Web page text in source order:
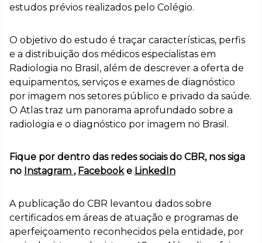
estudos prévios realizados pelo Colégio.
O objetivo do estudo é traçar características, perfis
e a distribuição dos médicos especialistas em
Radiologia no Brasil, além de descrever a oferta de
equipamentos, serviços e exames de diagnóstico
por imagem nos setores público e privado da saúde.
O Atlas traz um panorama aprofundado sobre a
radiologia e o diagnóstico por imagem no Brasil.
Fique por dentro das redes sociais do CBR, nos siga
no Instagram , Facebooke LinkedIn
A publicação do CBR levantou dados sobre
certificados em áreas de atuação e programas de
aperfeiçoamento reconhecidos pela entidade, por